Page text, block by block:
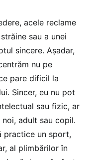
acele reclame
sau a unei
sincere. Așadar,
nu pe
pare dificil la
Sincer, eu nu pot
sau fizic, ar
adult sau copil.
practice un sport,
al plimbărilor în